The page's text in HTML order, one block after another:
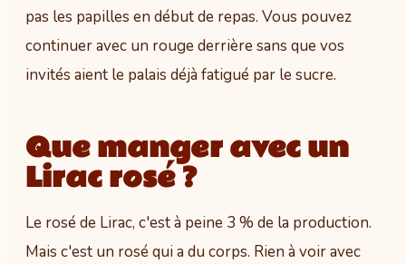
pas les papilles en début de repas. Vous pouvez
continuer avec un rouge derrière sans que vos
invités aient le palais déjà fatigué par le sucre.
Que manger avec un
Lirac rosé ?
Le rosé de Lirac, c'est à peine 3 % de la production.
Mais c'est un rosé qui a du corps. Rien à voir avec